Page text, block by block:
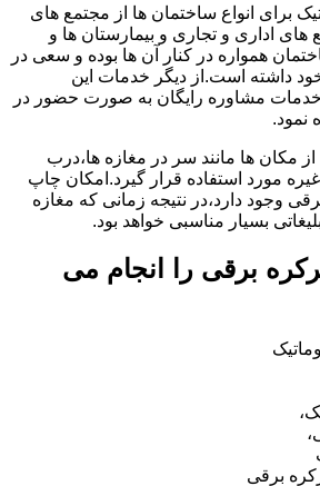
برای انواع ساختمان ها از مجتمع های
اداری و تجاری و بیمارستان ها و
همواره در کنار آن ها بوده و سعی در
داشته است.از دیگر خدمات این
مشاوره رایگان به صورت حضور در
نمود.
مکان ها مانند سر در مغازه ها،درب
مورد استفاده قرار گیرد.امکان چاپ
وجود دارد،در نتیجه زمانی که مغازه
بسیار مناسبی خواهد بود.
برقی را انجام می
برقی